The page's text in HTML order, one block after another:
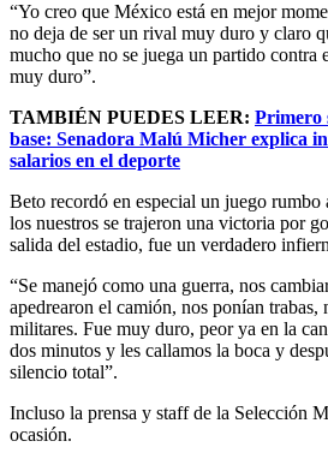
“Yo creo que México está en mejor
no deja de ser un rival muy duro y claro
mucho que no se juega un partido contra
muy duro”.
TAMBIÉN PUEDES LEER: Primero
base: Senadora Malú Micher explica
salarios en el deporte
Beto recordó en especial un juego
los nuestros se trajeron una victoria por
salida del estadio, fue un verdadero
“Se manejó como una guerra, nos
apedrearon el camión, nos ponían trabas,
militares. Fue muy duro, peor ya en la
dos minutos y les callamos la boca y
silencio total”.
Incluso la prensa y staff de la Selección
ocasión.